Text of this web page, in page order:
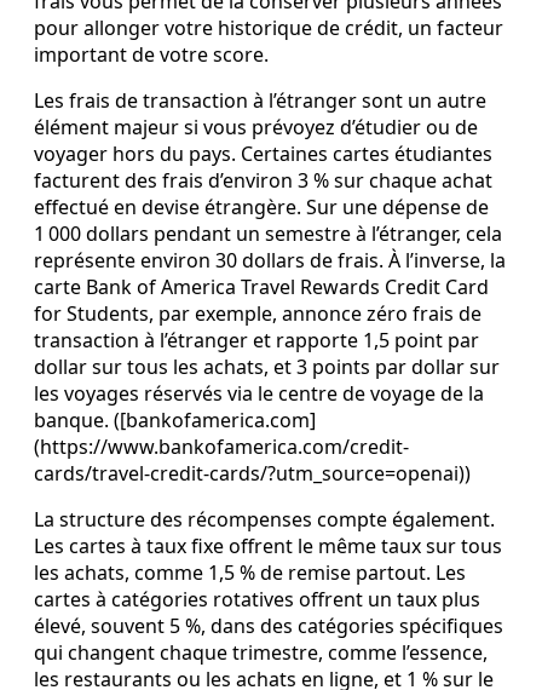
pour allonger votre historique de crédit, un facteur
important de votre score.
Les frais de transaction à l’étranger sont un autre
élément majeur si vous prévoyez d’étudier ou de
voyager hors du pays. Certaines cartes étudiantes
facturent des frais d’environ 3 % sur chaque achat
effectué en devise étrangère. Sur une dépense de
1 000 dollars pendant un semestre à l’étranger, cela
représente environ 30 dollars de frais. À l’inverse, la
carte Bank of America Travel Rewards Credit Card
for Students, par exemple, annonce zéro frais de
transaction à l’étranger et rapporte 1,5 point par
dollar sur tous les achats, et 3 points par dollar sur
les voyages réservés via le centre de voyage de la
banque. ([bankofamerica.com]
(https://www.bankofamerica.com/credit-
cards/travel-credit-cards/?utm_source=openai))
La structure des récompenses compte également.
Les cartes à taux fixe offrent le même taux sur tous
les achats, comme 1,5 % de remise partout. Les
cartes à catégories rotatives offrent un taux plus
élevé, souvent 5 %, dans des catégories spécifiques
qui changent chaque trimestre, comme l’essence,
les restaurants ou les achats en ligne, et 1 % sur le